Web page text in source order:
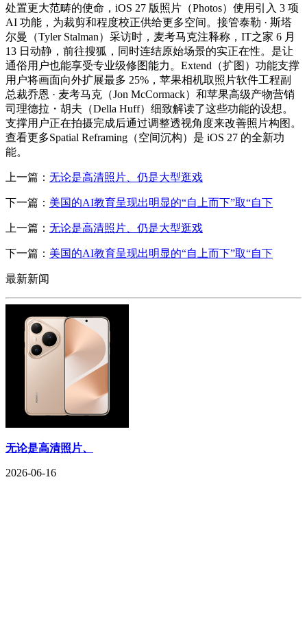
处置更大范畴的使命，iOS 27 版照片（Photos）使用引入 3 项
AI 功能，为裁剪和程度校正供给更多空间。接管泰勒 · 斯塔
尔曼（Tyler Stalman）采访时，麦考马克注释称，IT之家 6 月
13 日动静，前往搜狐，同时连结原始场景的实正在性。是让
通俗用户也能享受专业级修图能力。Extend（扩图）功能支撑
用户将画面向外扩展最多 25%，苹果相机取照片软件工程副
总裁乔恩 · 麦考马克（Jon McCormack）和苹果高级产物营销
司理德拉・胡夫（Della Huff）细致解读了这些功能的设想。
支撑用户正在拍摄完成后通过调整透视角度来改善照片构图。
查看更多Spatial Reframing（空间沉构）是 iOS 27 的全新功
能。
上一篇： 无论是高清照片、仍是大型逛戏
下一篇： 美国的AI教育呈现出明显的“自上而下”取“自下
上一篇： 无论是高清照片、仍是大型逛戏
下一篇： 美国的AI教育呈现出明显的“自上而下”取“自下
最新新闻
无论是高清照片、
2026-06-16